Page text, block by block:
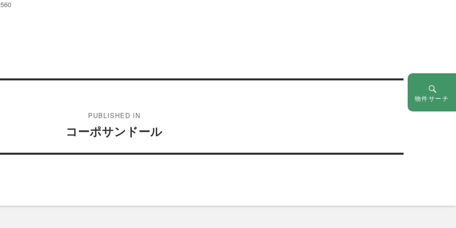
PUBLISHED IN
コーポサンドール
物件サーチ